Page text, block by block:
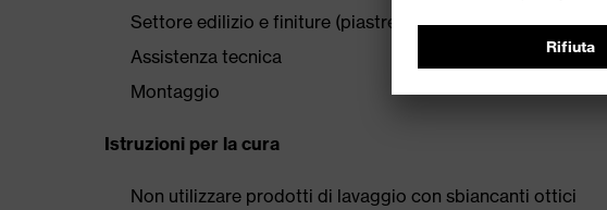
Settore edilizio e finiture (piastrellisti, muratori ecc.)
Assistenza tecnica
Montaggio
Istruzioni per la cura
Non utilizzare prodotti di lavaggio con sbiancanti ottici